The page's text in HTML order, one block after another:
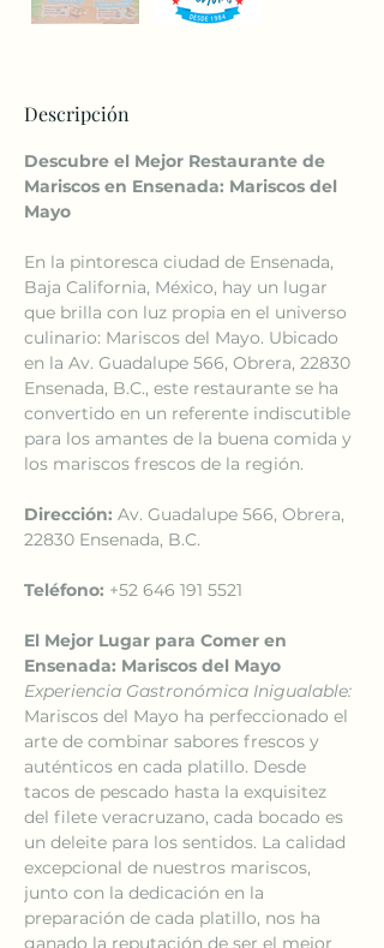
Descripción
Descubre el Mejor Restaurante de
Mariscos en Ensenada: Mariscos del
Mayo
En la pintoresca ciudad de Ensenada,
Baja California, México, hay un lugar
que brilla con luz propia en el universo
culinario: Mariscos del Mayo. Ubicado
en la Av. Guadalupe 566, Obrera, 22830
Ensenada, B.C., este restaurante se ha
convertido en un referente indiscutible
para los amantes de la buena comida y
los mariscos frescos de la región.
Dirección: Av. Guadalupe 566, Obrera,
22830 Ensenada, B.C.
Teléfono: +52 646 191 5521
El Mejor Lugar para Comer en
Ensenada: Mariscos del Mayo
Experiencia Gastronómica Inigualable:
Mariscos del Mayo ha perfeccionado el
arte de combinar sabores frescos y
auténticos en cada platillo. Desde
tacos de pescado hasta la exquisitez
del filete veracruzano, cada bocado es
un deleite para los sentidos. La calidad
excepcional de nuestros mariscos,
junto con la dedicación en la
preparación de cada platillo, nos ha
ganado la reputación de ser el mejor